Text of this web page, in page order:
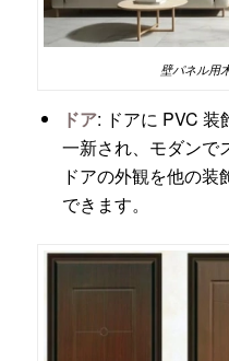
壁パネル用
ドア: ドアに PVC 装
一新され、モダンで
ドアの外観を他の
できます。